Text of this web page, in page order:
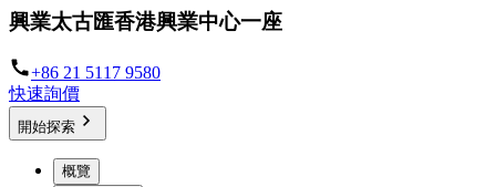
興業太古匯香港興業中心一座
+86 21 5117 9580
快速詢價
開始探索
概覽